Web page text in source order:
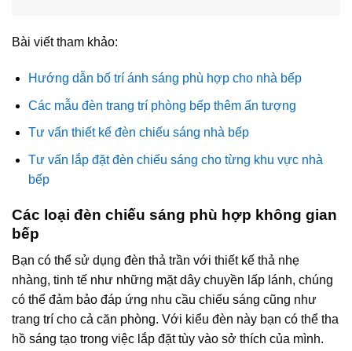
Bài viết tham khảo:
Hướng dẫn bố trí ánh sáng phù hợp cho nhà bếp
Các mẫu đèn trang trí phòng bếp thêm ấn tượng
Tư vấn thiết kế đèn chiếu sáng nhà bếp
Tư vấn lắp đặt đèn chiếu sáng cho từng khu vực nhà
bếp
Các loại đèn chiếu sáng phù hợp không gian
bếp
Bạn có thể sử dụng đèn thả trần với thiết kế thả nhẹ
nhàng, tinh tế như những mặt dây chuyền lấp lánh, chúng
có thể đảm bảo đáp ứng nhu cầu chiếu sáng cũng như
trang trí cho cả căn phòng. Với kiểu đèn này bạn có thể tha
hồ sáng tạo trong việc lắp đặt tùy vào sở thích của mình.